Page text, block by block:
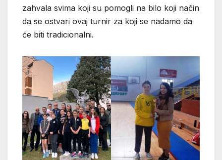
zahvala svima koji su pomogli na bilo koji način
da se ostvari ovaj turnir za koji se nadamo da
će biti tradicionalni.